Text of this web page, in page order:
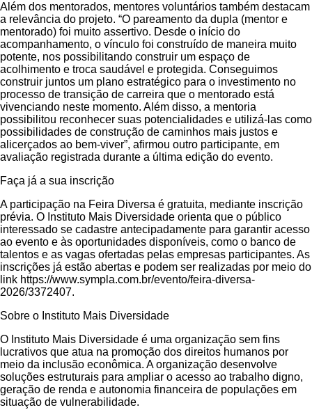
Além dos mentorados, mentores voluntários também destacam
a relevância do projeto. “O pareamento da dupla (mentor e
mentorado) foi muito assertivo. Desde o início do
acompanhamento, o vínculo foi construído de maneira muito
potente, nos possibilitando construir um espaço de
acolhimento e troca saudável e protegida. Conseguimos
construir juntos um plano estratégico para o investimento no
processo de transição de carreira que o mentorado está
vivenciando neste momento. Além disso, a mentoria
possibilitou reconhecer suas potencialidades e utilizá-las como
possibilidades de construção de caminhos mais justos e
alicerçados ao bem-viver”, afirmou outro participante, em
avaliação registrada durante a última edição do evento.
Faça já a sua inscrição
A participação na Feira Diversa é gratuita, mediante inscrição
prévia. O Instituto Mais Diversidade orienta que o público
interessado se cadastre antecipadamente para garantir acesso
ao evento e às oportunidades disponíveis, como o banco de
talentos e as vagas ofertadas pelas empresas participantes. As
inscrições já estão abertas e podem ser realizadas por meio do
link https://www.sympla.com.br/evento/feira-diversa-
2026/3372407.
Sobre o Instituto Mais Diversidade
O Instituto Mais Diversidade é uma organização sem fins
lucrativos que atua na promoção dos direitos humanos por
meio da inclusão econômica. A organização desenvolve
soluções estruturais para ampliar o acesso ao trabalho digno,
geração de renda e autonomia financeira de populações em
situação de vulnerabilidade.